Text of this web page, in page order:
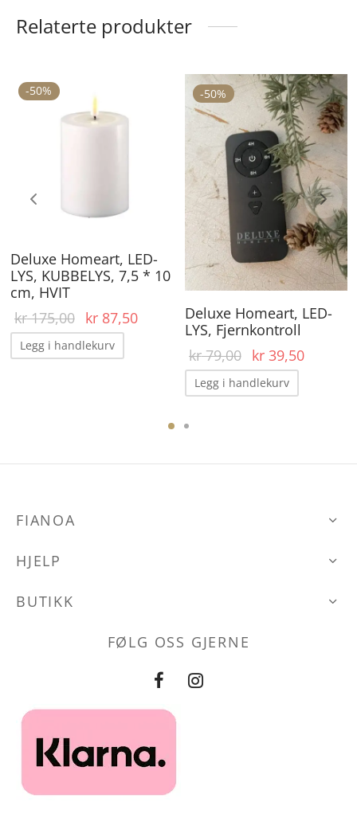
Relaterte produkter
-50%
Deluxe Homeart, LED-
LYS, KUBBELYS, 7,5 * 10
cm, HVIT
kr175,00
Opprinnelig
pris var:
kr 175,00.
kr87,50 Nåværende
pris er:
kr 87,50.
Legg i handlekurv
-50%
Deluxe Homeart, LED-
LYS, Fjernkontroll
kr79,00
Opprinnelig
pris var:
kr 79,00.
kr39,50
Legg i handlekurv
FIANOA
HJELP
BUTIKK
FØLG OSS GJERNE